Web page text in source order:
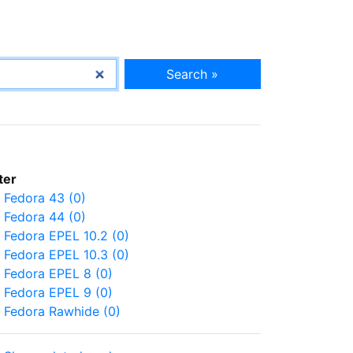
Search »
Fedora 43 (0)
Fedora 44 (0)
Fedora EPEL 10.2 (0)
Fedora EPEL 10.3 (0)
Fedora EPEL 8 (0)
Fedora EPEL 9 (0)
Fedora Rawhide (0)